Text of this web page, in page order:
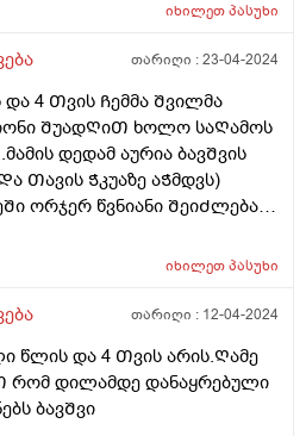
იხილეთპასუხი
თარიღი :23-04-2024
4 Თვის Ჩემმა Შვილმა
ᲨუადᲦიᲗ ხოლო საᲦამოს
დედამ აურია ბავᲨვის
Თავის Ჭკუაზე აᲭმდვს)
ორჯერ წვნიანი ᲨეიᲫლება?
ვნახე მუცელზე წიᲗლად
რამდენი რამ.აᲭამა Ჩემს
იხილეთპასუხი
თარიღი : 12-04-2024
წლის და 4 Თვის არის.Ღამე
რომ დილამდე დანაყრებული
ბავᲨვი